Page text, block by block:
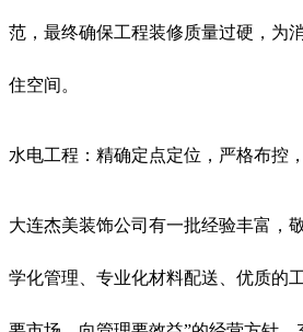
范，最终确保工程装修质量过硬，为
住空间。
水电工程：精确定点定位，严格布控
大连杰美装饰公司有一批经验丰富，
学化管理、专业化材料配送、优质的